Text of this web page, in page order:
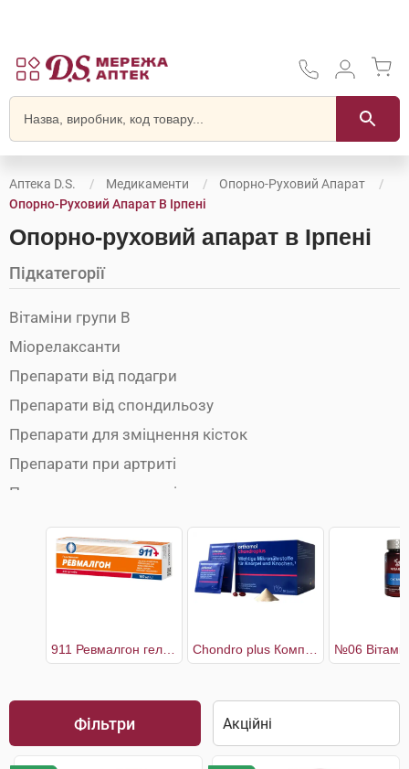
Аптека D.S. Медикаменти
Опорно-Руховий Апарат
Опорно-Руховий Апарат В Ірпені
Опорно-руховий апарат в Ірпені
Підкатегорії
Вітаміни групи В
Міорелаксанти
Препарати від подагри
Препарати від спондильозу
Препарати для зміцнення кісток
Препарати при артриті
Препарати при артрозі
Препарати при бурситі
Препарати при міозиті
Препарати при остеопорозі
Препарати при розтягуванні зв'язок
Протизапальні препарати
Хондропротектори
Фільтри